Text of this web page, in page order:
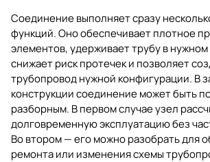
Соединение выполняет сразу
функций. Оно обеспечивает плотное
элементов, удерживает трубу в
снижает риск протечек и позволяет
трубопровод нужной конфигурации. В
конструкции соединение может быть
разборным. В первом случае узел
долговременную эксплуатацию без
Во втором — его можно разобрать для
ремонта или изменения схемы